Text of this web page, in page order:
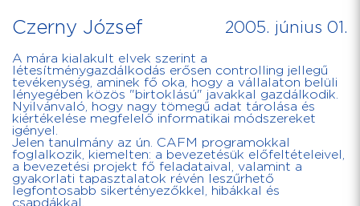
Czerny József 2005. június 01.
A mára kialakult elvek szerint a
létesítménygazdálkodás erősen controlling jellegű
tevékenység, aminek fő oka, hogy a vállalaton belüli
lényegében közös "birtoklású" javakkal gazdálkodik.
Nyilvánvaló, hogy nagy tömegű adat tárolása és
kiértékelése megfelelő informatikai módszereket
igényel.
Jelen tanulmány az ún. CAFM programokkal
foglalkozik, kiemelten: a bevezetésük előfeltételeivel,
a bevezetési projekt fő feladataival, valamint a
gyakorlati tapasztalatok révén leszűrhető
legfontosabb sikertényezőkkel, hibákkal és
csapdákkal.